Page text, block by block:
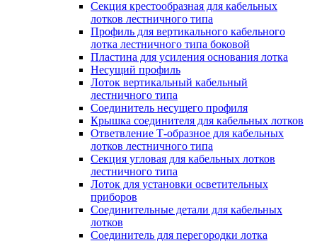
Секция крестообразная для кабельных
лотков лестничного типа
Профиль для вертикального кабельного
лотка лестничного типа боковой
Пластина для усиления основания лотка
Несущий профиль
Лоток вертикальный кабельный
лестничного типа
Соединитель несущего профиля
Крышка соединителя для кабельных лотков
Ответвление Т-образное для кабельных
лотков лестничного типа
Секция угловая для кабельных лотков
лестничного типа
Лоток для установки осветительных
приборов
Соединительные детали для кабельных
лотков
Соединитель для перегородки лотка